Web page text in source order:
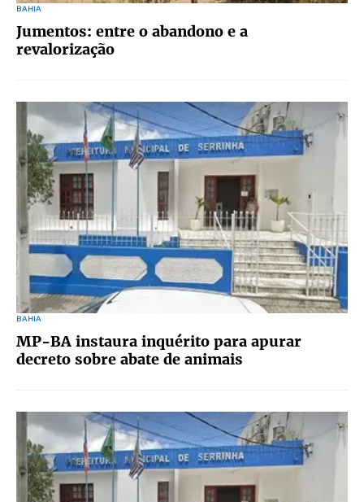
BAHIA
Jumentos: entre o abandono e a
revalorização
BAHIA
MP-BA instaura inquérito para apurar
decreto sobre abate de animais